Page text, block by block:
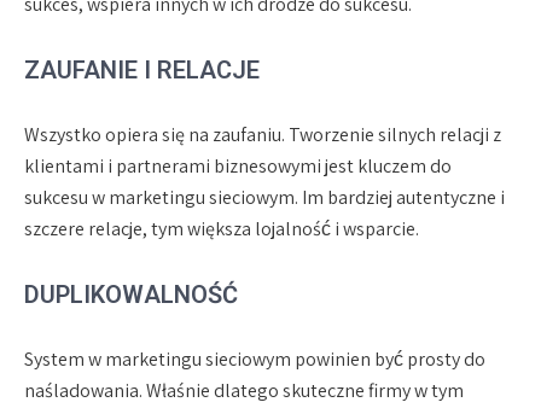
ZAUFANIE I RELACJE
Wszystko opiera się na zaufaniu. Tworzenie silnych relacji z
klientami i partnerami biznesowymi jest kluczem do
sukcesu w marketingu sieciowym. Im bardziej autentyczne i
szczere relacje, tym większa lojalność i wsparcie.
DUPLIKOWALNOŚĆ
System w marketingu sieciowym powinien być prosty do
naśladowania. Właśnie dlatego skuteczne firmy w tym